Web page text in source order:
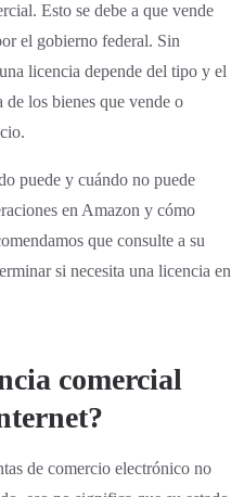
Esto se debe a que vende
el gobierno federal. Sin
licencia depende del tipo y el
de los bienes que vende o
puede y cuándo no puede
en Amazon y cómo
que consulte a su
si necesita una licencia en
comercial
de comercio electrónico no